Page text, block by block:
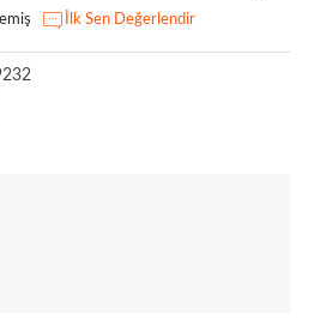
İlk Sen Değerlendir